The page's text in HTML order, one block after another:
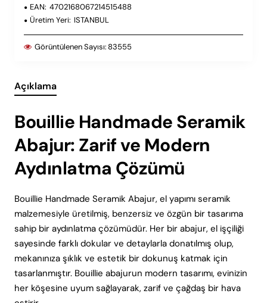
EAN: 4702168067214515488
Üretim Yeri: ISTANBUL
Görüntülenen Sayısı:83555
Açıklama
Bouillie Handmade Seramik
Abajur: Zarif ve Modern
Aydınlatma Çözümü
Bouillie Handmade Seramik Abajur, el yapımı seramik
malzemesiyle üretilmiş, benzersiz ve özgün bir tasarıma
sahip bir aydınlatma çözümüdür. Her bir abajur, el işçiliği
sayesinde farklı dokular ve detaylarla donatılmış olup,
mekanınıza şıklık ve estetik bir dokunuş katmak için
tasarlanmıştır. Bouillie abajurun modern tasarımı, evinizin
her köşesine uyum sağlayarak, zarif ve çağdaş bir hava